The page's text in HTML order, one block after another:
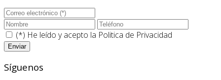
(*) He leído y acepto la Politica de Privacidad
Síguenos